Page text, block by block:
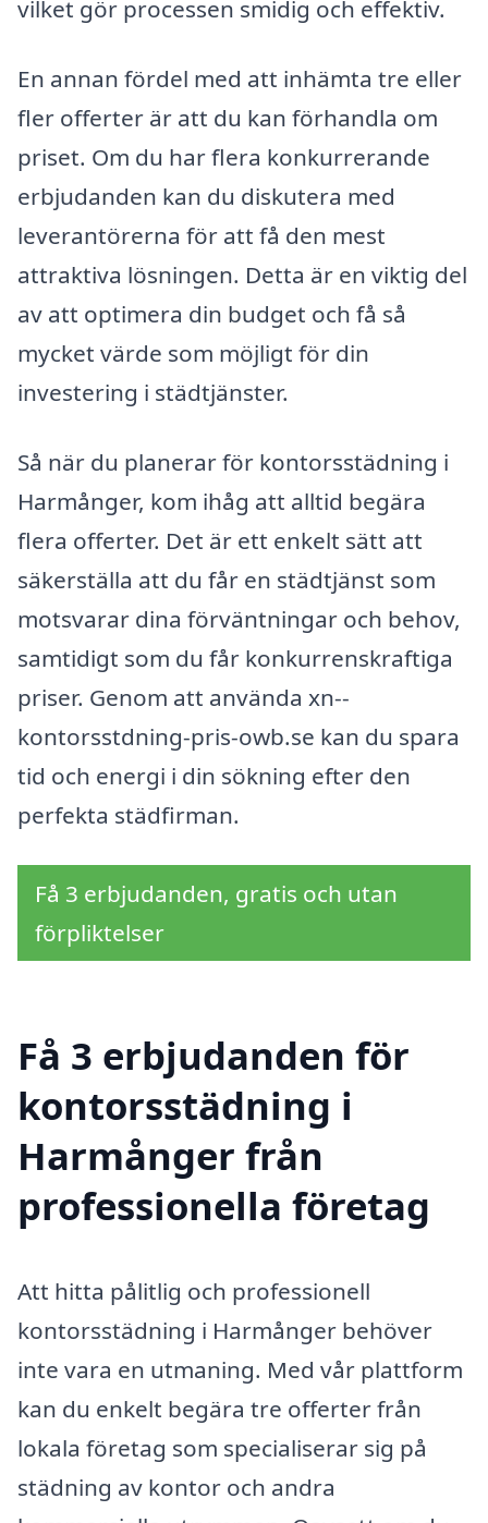
vilket gör processen smidig och effektiv.
En annan fördel med att inhämta tre eller
fler offerter är att du kan förhandla om
priset. Om du har flera konkurrerande
erbjudanden kan du diskutera med
leverantörerna för att få den mest
attraktiva lösningen. Detta är en viktig del
av att optimera din budget och få så
mycket värde som möjligt för din
investering i städtjänster.
Så när du planerar för kontorsstädning i
Harmånger, kom ihåg att alltid begära
flera offerter. Det är ett enkelt sätt att
säkerställa att du får en städtjänst som
motsvarar dina förväntningar och behov,
samtidigt som du får konkurrenskraftiga
priser. Genom att använda xn--
kontorsstdning-pris-owb.se kan du spara
tid och energi i din sökning efter den
perfekta städfirman.
Få 3 erbjudanden, gratis och utan
förpliktelser
Få 3 erbjudanden för
kontorsstädning i
Harmånger från
professionella företag
Att hitta pålitlig och professionell
kontorsstädning i Harmånger behöver
inte vara en utmaning. Med vår plattform
kan du enkelt begära tre offerter från
lokala företag som specialiserar sig på
städning av kontor och andra